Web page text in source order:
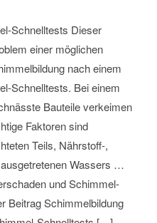
Schnelltests Dieser
einer möglichen
nach einem
Schnelltests. Bei einem
Bauteile verkeimen
Faktoren sind
Teils, Nährstoff-,
Wassers …
und Schimmel-
Beitrag Schimmelbildung